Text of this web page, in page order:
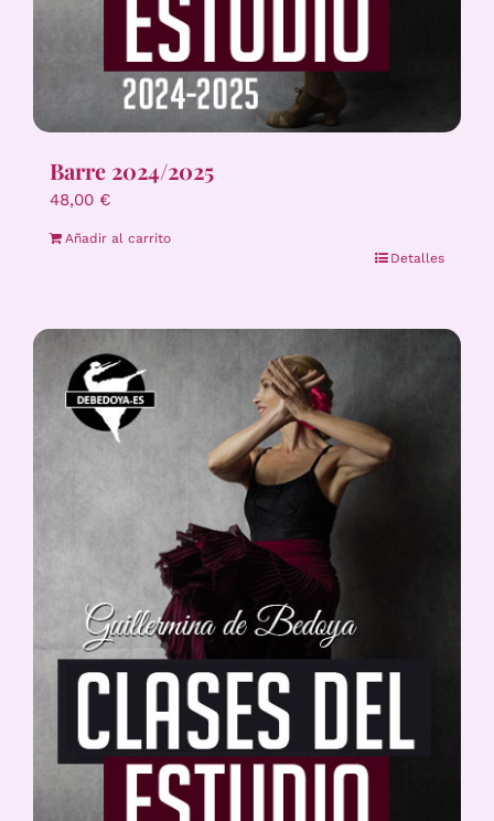
Barre 2024/2025
48,00 €
Añadir al carrito
Detalles